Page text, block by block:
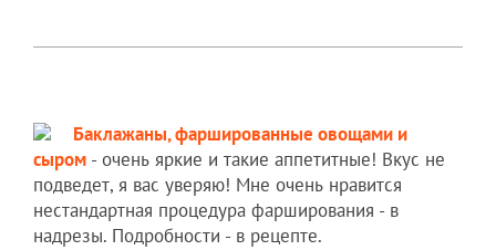
Баклажаны, фаршированные овощами и
сыром - очень яркие и такие аппетитные! Вкус не
подведет, я вас уверяю! Мне очень нравится
нестандартная процедура фарширования - в
надрезы. Подробности - в рецепте.